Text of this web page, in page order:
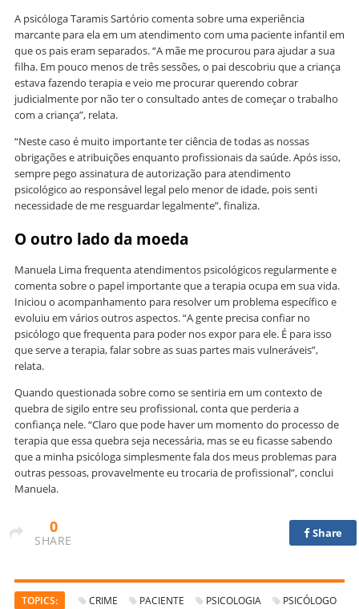
A psicóloga Taramis Sartório comenta sobre uma experiência
marcante para ela em um atendimento com uma paciente infantil em
que os pais eram separados. “A mãe me procurou para ajudar a sua
filha. Em pouco menos de três sessões, o pai descobriu que a criança
estava fazendo terapia e veio me procurar querendo cobrar
judicialmente por não ter o consultado antes de começar o trabalho
com a criança”, relata.
“Neste caso é muito importante ter ciência de todas as nossas
obrigações e atribuições enquanto profissionais da saúde. Após isso,
sempre pego assinatura de autorização para atendimento
psicológico ao responsável legal pelo menor de idade, pois senti
necessidade de me resguardar legalmente”, finaliza.
O outro lado da moeda
Manuela Lima frequenta atendimentos psicológicos regularmente e
comenta sobre o papel importante que a terapia ocupa em sua vida.
Iniciou o acompanhamento para resolver um problema específico e
evoluiu em vários outros aspectos. “A gente precisa confiar no
psicólogo que frequenta para poder nos expor para ele. É para isso
que serve a terapia, falar sobre as suas partes mais vulneráveis”,
relata.
Quando questionada sobre como se sentiria em um contexto de
quebra de sigilo entre seu profissional, conta que perderia a
confiança nele. “Claro que pode haver um momento do processo de
terapia que essa quebra seja necessária, mas se eu ficasse sabendo
que a minha psicóloga simplesmente fala dos meus problemas para
outras pessoas, provavelmente eu trocaria de profissional”, conclui
Manuela.
0
SHARE
Share
TOPICS: CRIME PACIENTE PSICOLOGIA
PSICÓLOGO